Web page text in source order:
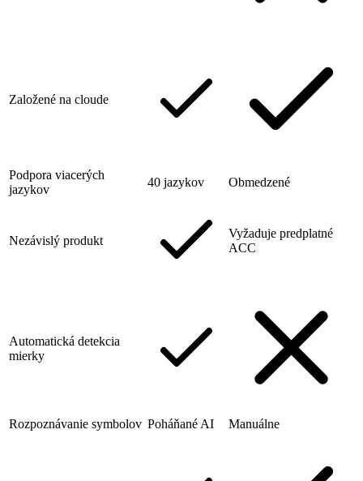
Založené na cloude
Podpora viacerých
jazykov
40 jazykov Obmedzené
Nezávislý produkt
Vyžaduje predplatné
ACC
Automatická detekcia
mierky
Rozpoznávanie symbolov Poháňané AI Manuálne